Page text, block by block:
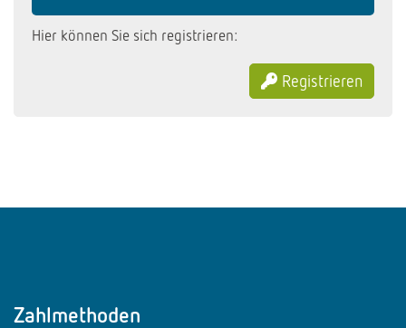
Hier können Sie sich registrieren:
Registrieren
Zahlmethoden